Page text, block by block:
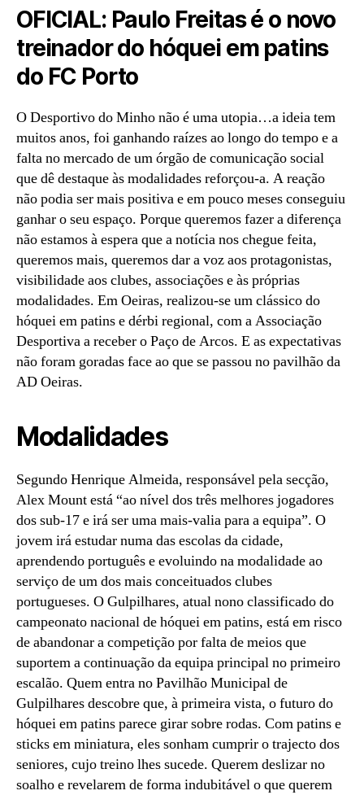
OFICIAL: Paulo Freitas é o novo
treinador do hóquei em patins
do FC Porto
O Desportivo do Minho não é uma utopia…a ideia tem
muitos anos, foi ganhando raízes ao longo do tempo e a
falta no mercado de um órgão de comunicação social
que dê destaque às modalidades reforçou-a. A reação
não podia ser mais positiva e em pouco meses conseguiu
ganhar o seu espaço. Porque queremos fazer a diferença
não estamos à espera que a notícia nos chegue feita,
queremos mais, queremos dar a voz aos protagonistas,
visibilidade aos clubes, associações e às próprias
modalidades. Em Oeiras, realizou-se um clássico do
hóquei em patins e dérbi regional, com a Associação
Desportiva a receber o Paço de Arcos. E as expectativas
não foram goradas face ao que se passou no pavilhão da
AD Oeiras.
Modalidades
Segundo Henrique Almeida, responsável pela secção,
Alex Mount está “ao nível dos três melhores jogadores
dos sub-17 e irá ser uma mais-valia para a equipa”. O
jovem irá estudar numa das escolas da cidade,
aprendendo português e evoluindo na modalidade ao
serviço de um dos mais conceituados clubes
portugueses. O Gulpilhares, atual nono classificado do
campeonato nacional de hóquei em patins, está em risco
de abandonar a competição por falta de meios que
suportem a continuação da equipa principal no primeiro
escalão. Quem entra no Pavilhão Municipal de
Gulpilhares descobre que, à primeira vista, o futuro do
hóquei em patins parece girar sobre rodas. Com patins e
sticks em miniatura, eles sonham cumprir o trajecto dos
seniores, cujo treino lhes sucede. Querem deslizar no
soalho e revelarem de forma indubitável o que querem